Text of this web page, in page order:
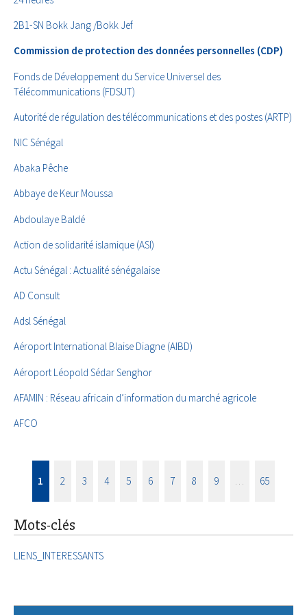
2B1-SN Bokk Jang /Bokk Jef
Commission de protection des données personnelles (CDP)
Fonds de Développement du Service Universel des
Télécommunications (FDSUT)
Autorité de régulation des télécommunications et des postes (ARTP)
NIC Sénégal
Abaka Pêche
Abbaye de Keur Moussa
Abdoulaye Baldé
Action de solidarité islamique (ASI)
Actu Sénégal : Actualité sénégalaise
AD Consult
Adsl Sénégal
Aéroport International Blaise Diagne (AIBD)
Aéroport Léopold Sédar Senghor
AFAMIN : Réseau africain d’information du marché agricole
AFCO
1 2 3 4 5 6 7 8 9 … 65
Mots-clés
LIENS_INTERESSANTS